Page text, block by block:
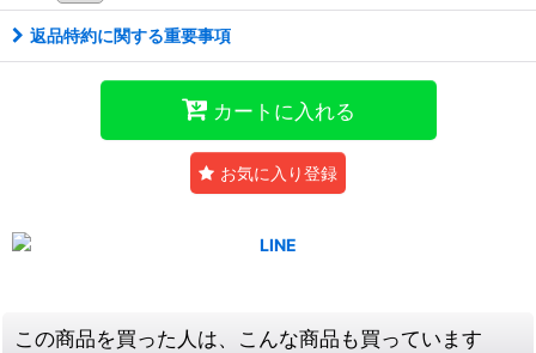
返品特約に関する重要事項
カートに入れる
お気に入り登録
この商品を買った人は、こんな商品も買っています